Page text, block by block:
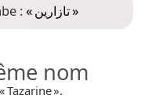
:«تازارين»
nom
Tazarine ».